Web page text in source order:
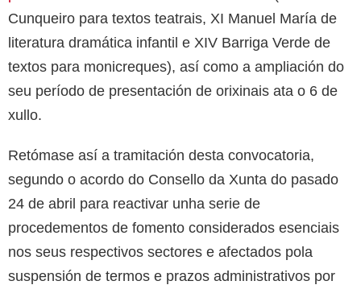
Cunqueiro para textos teatrais, XI Manuel María de
literatura dramática infantil e XIV Barriga Verde de
textos para monicreques), así como a ampliación do
seu período de presentación de orixinais ata o 6 de
xullo.
Retómase así a tramitación desta convocatoria,
segundo o acordo do Consello da Xunta do pasado
24 de abril para reactivar unha serie de
procedementos de fomento considerados esenciais
nos seus respectivos sectores e afectados pola
suspensión de termos e prazos administrativos por